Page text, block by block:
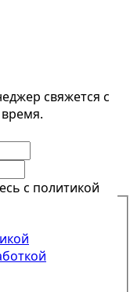
свяжется с
с политикой